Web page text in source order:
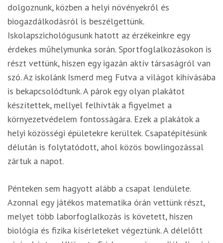
dolgoznunk, közben a helyi növényekről és
biogazdálkodásról is beszélgettünk.
Iskolapszichológusunk hatott az érzékeinkre egy
érdekes műhelymunka során. Sportfoglalkozásokon is
részt vettünk, hiszen egy igazán aktív társaságról van
szó. Az iskolánk Ismerd meg Futva a világot kihívásába
is bekapcsolódtunk. A párok egy olyan plakátot
készítettek, mellyel felhívták a figyelmet a
környezetvédelem fontosságára. Ezek a plakátok a
helyi közösségi épületekre kerültek. Csapatépítésünk
délután is folytatódott, ahol közös bowlingozással
zártuk a napot.
Pénteken sem hagyott alább a csapat lendülete.
Azonnal egy játékos matematika órán vettünk részt,
melyet több laborfoglalkozás is követett, hiszen
biológia és fizika kísérleteket végeztünk. A délelőtt